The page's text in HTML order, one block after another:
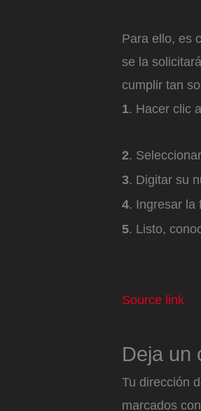
Para ello, es
se la
cumplir tan
1. Hacer clic
2.
3. Digitar su
4. Ingresar la
5. Listo,
Source link
Deja un
Tu dirección
marcados con